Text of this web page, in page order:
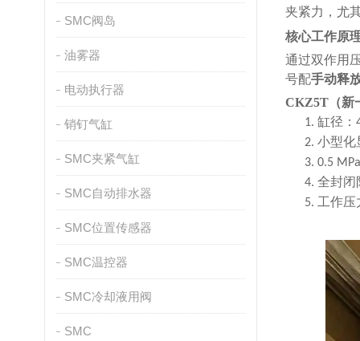
SMC阀岛
油雾器
电动执行器
销钉气缸
SMC夹紧气缸
SMC自动排水器
SMC位置传感器
SMC温控器
SMC冷却液用阀
SMC
夹紧力，尤
核心工作原
通过双作用
号配手动释
CKZ5T（新
1. 缸径：
2. 小型化
3. 0.5
4. 全封闭
5. 工作压